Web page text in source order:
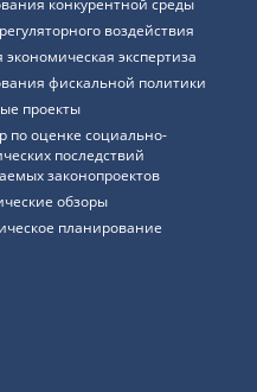
конкурентной среды
воздействия
экономическая экспертиза
фискальной политики
проекты
по оценке социально-
последствий
законопроектов
обзоры
планирование